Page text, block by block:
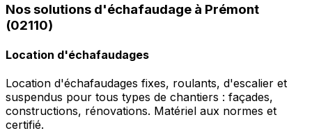
Nos solutions d'échafaudage à Prémont
(02110)
Location d'échafaudages
Location d'échafaudages fixes, roulants, d'escalier et
suspendus pour tous types de chantiers : façades,
constructions, rénovations. Matériel aux normes et
certifié.